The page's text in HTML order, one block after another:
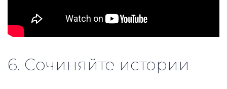
6. Сочиняйте истории